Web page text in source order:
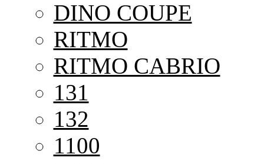
DINO COUPE
RITMO
RITMO CABRIO
131
132
1100